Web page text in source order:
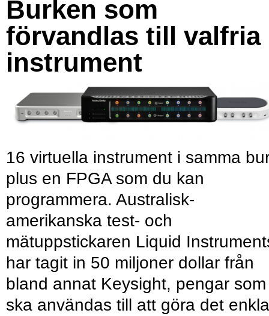
Burken som
förvandlas till valfria
instrument
16 virtuella instrument i samma
plus en FPGA som du kan
programmera. Australisk-
amerikanska test- och
mätuppstickaren Liquid
har tagit in 50 miljoner dollar från
bland annat Keysight, pengar som
ska användas till att göra det